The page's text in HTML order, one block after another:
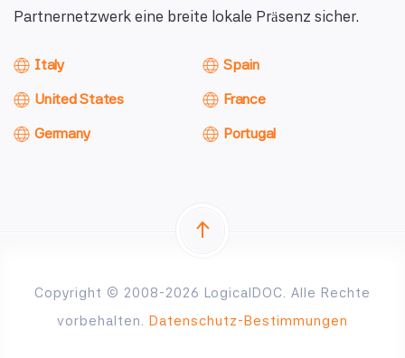
Partnernetzwerk eine breite lokale Präsenz sicher.
Italy
United States
Germany
Spain
France
Portugal
Copyright © 2008-2026 LogicalDOC. Alle Rechte
vorbehalten. Datenschutz-Bestimmungen